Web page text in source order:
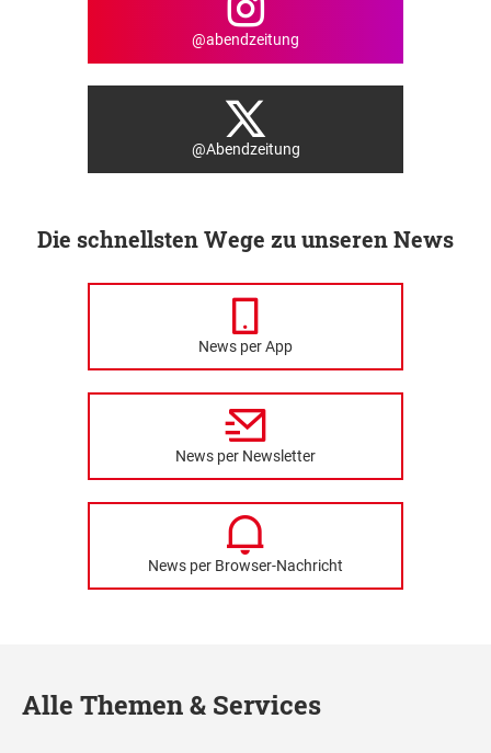
@abendzeitung
@Abendzeitung
Die schnellsten Wege zu unseren News
News per App
News per Newsletter
News per Browser-Nachricht
Alle Themen & Services